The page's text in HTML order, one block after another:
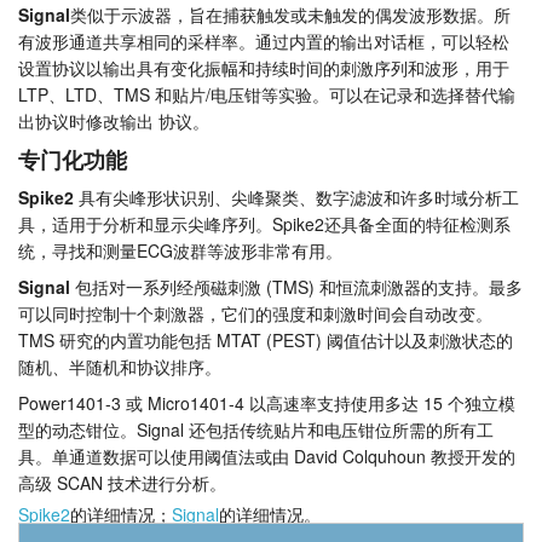
Signal类似于示波器，旨在捕获触发或未触发的偶发波形数据。所
有波形通道共享相同的采样率。通过内置的输出对话框，可以轻松
设置协议以输出具有变化振幅和持续时间的刺激序列和波形，用于
LTP、LTD、TMS 和贴片/电压钳等实验。可以在记录和选择替代输
出协议时修改输出 协议。
专门化功能
Spike2 具有尖峰形状识别、尖峰聚类、数字滤波和许多时域分析工
具，适用于分析和显示尖峰序列。Spike2还具备全面的特征检测系
统，寻找和测量ECG波群等波形非常有用。
Signal 包括对一系列经颅磁刺激 (TMS) 和恒流刺激器的支持。最多
可以同时控制十个刺激器，它们的强度和刺激时间会自动改变。
TMS 研究的内置功能包括 MTAT (PEST) 阈值估计以及刺激状态的
随机、半随机和协议排序。
Power1401-3 或 Micro1401-4 以高速率支持使用多达 15 个独立模
型的动态钳位。Signal 还包括传统贴片和电压钳位所需的所有工
具。单通道数据可以使用阈值法或由 David Colquhoun 教授开发的
高级 SCAN 技术进行分析。
Spike2的详细情况； Signal的详细情况。